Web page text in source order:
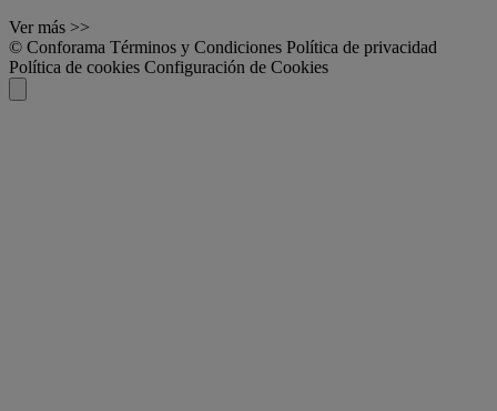
Ver más >>
© Conforama Términos y Condiciones Política de privacidad
Política de cookies Configuración de Cookies